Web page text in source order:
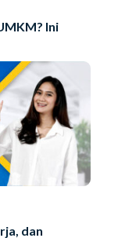
Ini
dan